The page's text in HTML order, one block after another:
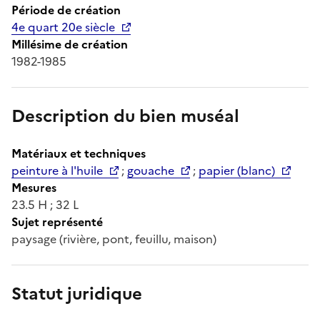
Période de création
4e quart 20e siècle
Millésime de création
1982-1985
Description du bien muséal
Matériaux et techniques
peinture à l'huile
; gouache ; papier (blanc)
Mesures
23.5 H ; 32 L
Sujet représenté
paysage (rivière, pont, feuillu, maison)
Statut juridique